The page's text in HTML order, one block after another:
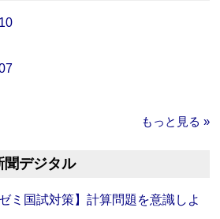
もっと見る »
聞デジタル
ゼミ国試対策】計算問題を意識しよ